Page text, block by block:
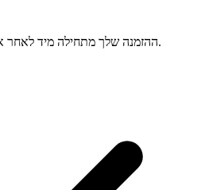
כן — כל משחק מופיע בלוח
ההזמנה שלך מתחילה מיד לאחר אישור התשלום ללא זמן המתנה.